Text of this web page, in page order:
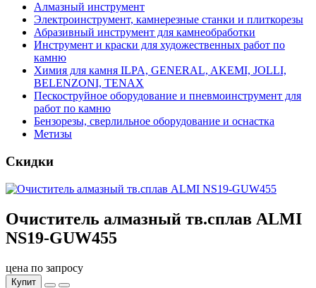
Алмазный инструмент
Электроинструмент, камнерезные станки и плиткорезы
Абразивный инструмент для камнеобработки
Инструмент и краски для художественных работ по
камню
Химия для камня ILPA, GENERAL, AKEMI, JOLLI,
BELENZONI, TENAX
Пескоструйное оборудование и пневмоинструмент для
работ по камню
Бензорезы, сверлильное оборудование и оснастка
Метизы
Скидки
Очиститель алмазный тв.сплав ALMI
NS19-GUW455
цена по запросу
Купит